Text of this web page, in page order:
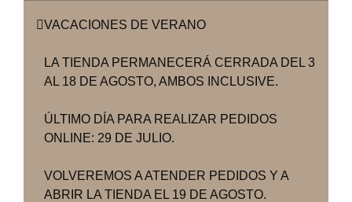
VACACIONES DE VERANO
LA TIENDA PERMANECERÁ CERRADA DEL 3
AL 18 DE AGOSTO, AMBOS INCLUSIVE.
ÚLTIMO DÍA PARA REALIZAR PEDIDOS
ONLINE: 29 DE JULIO.
VOLVEREMOS A ATENDER PEDIDOS Y A
ABRIR LA TIENDA EL 19 DE AGOSTO.